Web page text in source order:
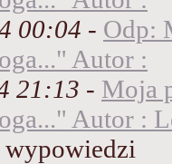
00:04 - Odp:
Autor :
21:13 - Moja
Autor :
wypowiedzi